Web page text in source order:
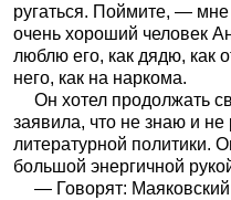
ругаться. Поймите, —
очень хороший человек
люблю его, как дядю, как
него, как на наркома.
Он хотел продолжать
заявила, что не знаю и не
литературной политики.
большой энергичной
— Говорят: